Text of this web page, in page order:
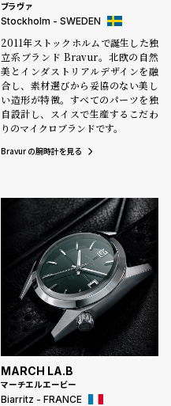
ブラヴァ
Stockholm - SWEDEN
2011年ストックホルムで誕生した独
立系ブランド Bravur。北欧の自然
美とインダストリアルデザインを融
合し、素材選びから妥協のない美し
い造形が特徴。すべてのパーツを独
自設計し、スイスで生産するこだわ
りのマイクロブランドです。
Bravur の腕時計を見る
MARCH LA.B
マーチエルエービー
Biarritz - FRANCE